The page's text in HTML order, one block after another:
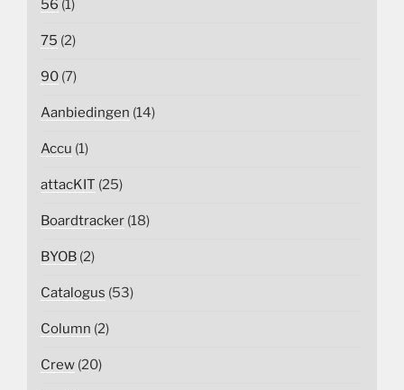
56 (1)
75 (2)
90 (7)
Aanbiedingen (14)
Accu (1)
attacKIT (25)
Boardtracker (18)
BYOB (2)
Catalogus (53)
Column (2)
Crew (20)